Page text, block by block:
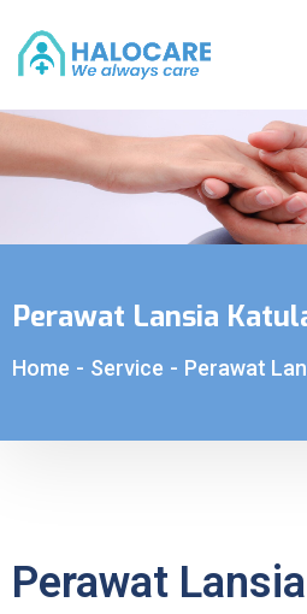
Perawat Lansia
Home - Service - Perawat
Perawat